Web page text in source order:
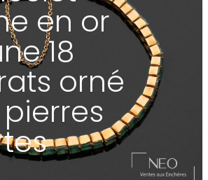
en or
18
orné